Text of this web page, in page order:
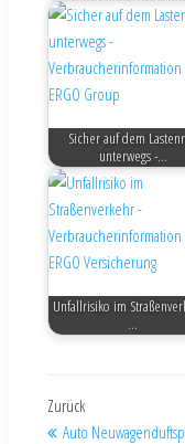
Sicher auf dem
unterwegs -…
Unfallrisiko im
…
Zurück
Auto